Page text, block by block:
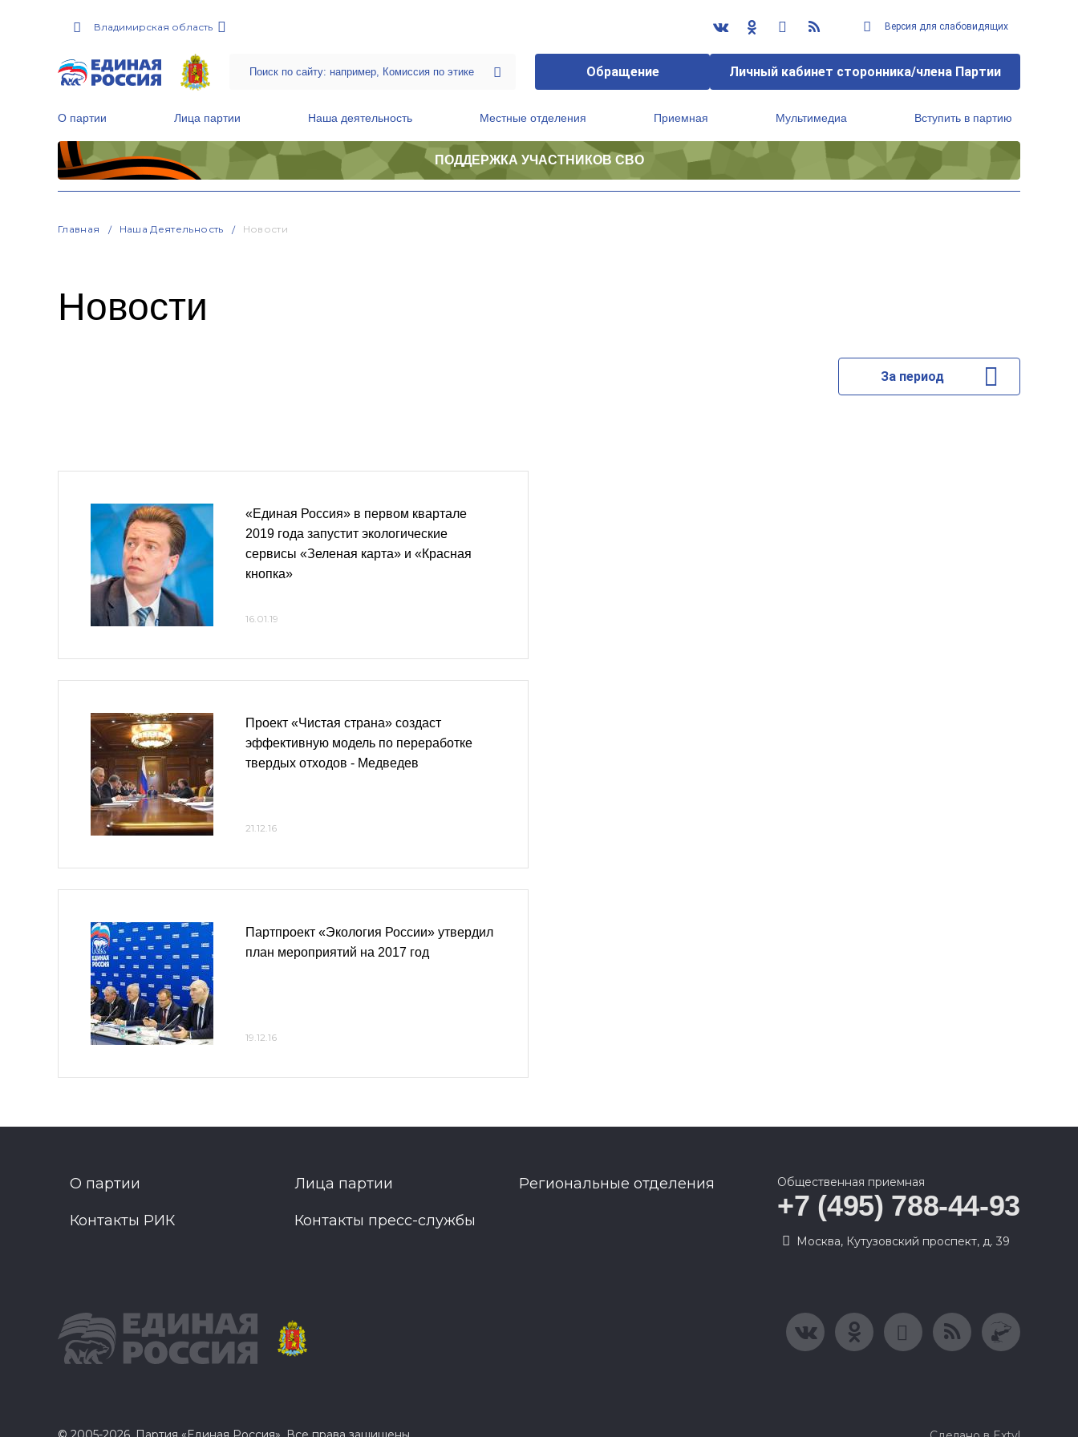
Владимирская область Версия для слабовидящих
Обращение Личный кабинет сторонника/члена Партии
О партии Лица партии Наша деятельность Местные отделения Приемная Мультимедиа Вступить в партию
ПОДДЕРЖКА УЧАСТНИКОВ СВО
Главная Наша Деятельность Новости
Новости
За период
«Единая Россия» в первом квартале
2019 года запустит экологические
сервисы «Зеленая карта» и «Красная
кнопка»
16.01.19
Проект «Чистая страна» создаст
эффективную модель по переработке
твердых отходов - Медведев
21.12.16
Партпроект «Экология России» утвердил
план мероприятий на 2017 год
19.12.16
О партии Лица партии Региональные отделения
Контакты РИК Контакты пресс-службы
Общественная приемная
+7 (495) 788-44-93
Москва, Кутузовский проспект, д. 39